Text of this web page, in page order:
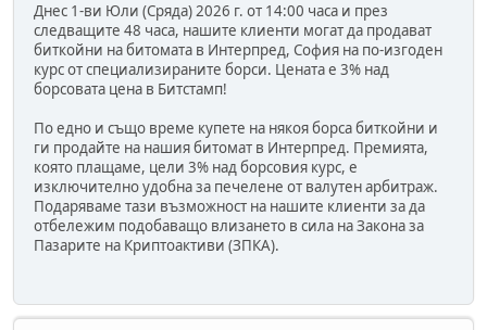
Днес 1-ви Юли (Сряда) 2026 г. от 14:00 часа и през
следващите 48 часа, нашите клиенти могат да продават
биткойни на битомата в Интерпред, София на по-изгоден
курс от специализираните борси. Цената е 3% над
борсовата цена в Битстамп!
По едно и също време купете на някоя борса биткойни и
ги продайте на нашия битомат в Интерпред. Премията,
която плащаме, цели 3% над борсовия курс, е
изключително удобна за печелене от валутен арбитраж.
Подаряваме тази възможност на нашите клиенти за да
отбележим подобаващо влизането в сила на Закона за
Пазарите на Криптоактиви (ЗПКА).